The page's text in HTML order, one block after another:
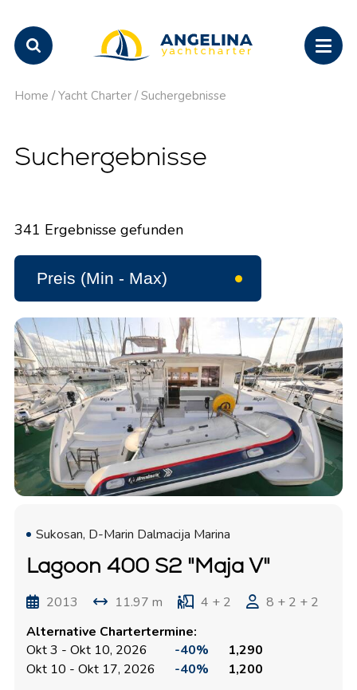
Home / Yacht Charter / Suchergebnisse
Suchergebnisse
341 Ergebnisse gefunden
Sukosan, D-Marin Dalmacija Marina
Lagoon 400 S2 "Maja V"
2013 11.97 m 4 + 2
8 + 2 + 2
Alternative Chartertermine:
Okt 3 - Okt 10, 2026
-40%
1,290
Okt 10 - Okt 17, 2026
-40% 1,200